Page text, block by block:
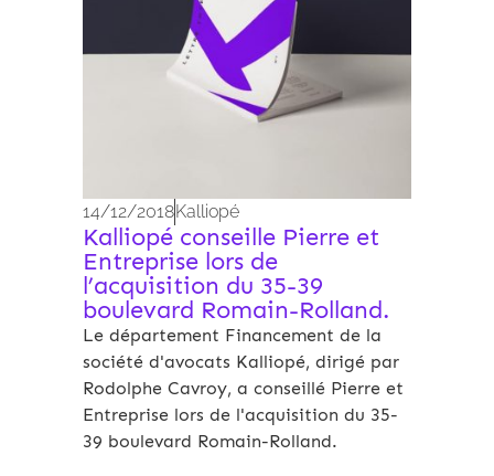
14/12/2018Kalliopé
Kalliopé conseille Pierre et
Entreprise lors de
l’acquisition du 35-39
boulevard Romain-Rolland.
Le département Financement de la
société d'avocats Kalliopé, dirigé par
Rodolphe Cavroy, a conseillé Pierre et
Entreprise lors de l'acquisition du 35-
39 boulevard Romain-Rolland.